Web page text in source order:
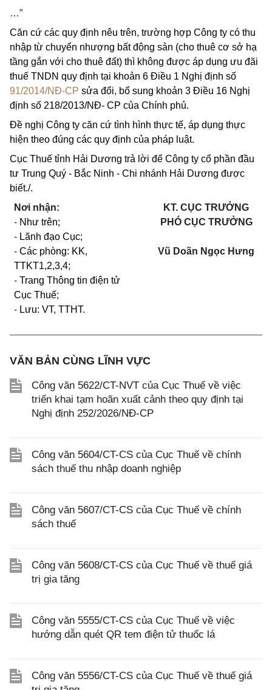
…”
Căn cứ các quy định nêu trên, trường hợp Công ty có thu
nhập từ chuyển nhượng bất động sản (cho thuê cơ sở hạ
tầng gắn với cho thuê đất) thì không được áp dụng ưu đãi
thuế TNDN quy định tại khoản 6 Điều 1 Nghị định số
91/2014/NĐ-CP sửa đổi, bổ sung khoản 3 Điều 16 Nghị
định số 218/2013/NĐ- CP của Chính phủ.
Đề nghị Công ty căn cứ tình hình thực tế, áp dụng thực
hiện theo đúng các quy định của pháp luật.
Cục Thuế tỉnh Hải Dương trả lời để Công ty cổ phần đầu
tư Trung Quý - Bắc Ninh - Chi nhánh Hải Dương được
biết./.
Nơi nhận:
- Như trên;
- Lãnh đạo Cục;
-Các phòng: KK,
TTKT1,2,3,4;
-Trang Thông tin điện tử
Cục Thuế;
- Lưu: VT, TTHT.
KT. CỤC TRƯỞNG
PHÓ CỤC TRƯỞNG
Vũ Doãn Ngọc Hưng
VĂN BẢN CÙNG LĨNH VỰC
Công văn 5622/CT-NVT của Cục Thuế về việc
triển khai tạm hoãn xuất cảnh theo quy định tại
Nghị định 252/2026/NĐ-CP
Công văn 5604/CT-CS của Cục Thuế về chính
sách thuế thu nhập doanh nghiệp
Công văn 5607/CT-CS của Cục Thuế về chính
sách thuế
Công văn 5608/CT-CS của Cục Thuế về thuế giá
trị gia tăng
Công văn 5555/CT-CS của Cục Thuế về việc
hướng dẫn quét QR tem điện tử thuốc lá
Công văn 5556/CT-CS của Cục Thuế về thuế giá